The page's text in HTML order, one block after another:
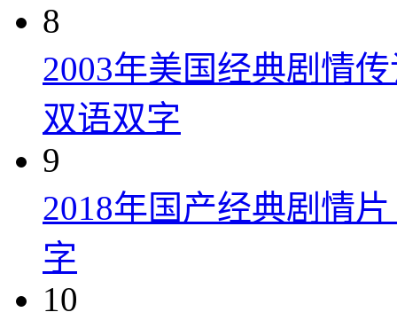
8
2003年美国经典剧情
双语双字
9
2018年国产经典剧情
字
10